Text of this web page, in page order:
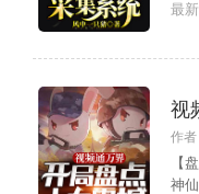
最
视
作
【
神